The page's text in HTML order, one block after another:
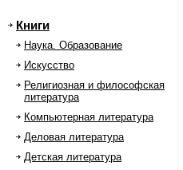
Книги
Наука. Образование
Искусство
Религиозная и философская
литература
Компьютерная литература
Деловая литература
Детская литература